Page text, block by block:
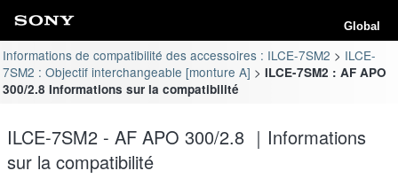
Global
Informations de compatibilité des accessoires : ILCE-7SM2
ILCE-
7SM2 : Objectif interchangeable [monture A]
ILCE-7SM2 : AF APO
300/2.8 Informations sur la compatibilité
ILCE-7SM2 - AF APO 300/2.8 ｜Informations
sur la compatibilité